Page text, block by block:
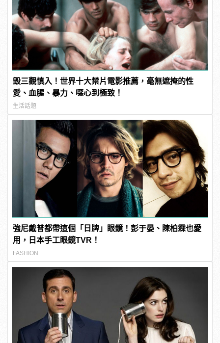
毀三觀慎入！世界十大禁片電影推薦，毫無遮掩的性
愛、血腥、暴力、噁心到極致！
生活話題
強尼戴普都帶這個「日牌」眼鏡！彭于晏、陳柏霖也愛
用，日本手工眼鏡TVR！
FASHION